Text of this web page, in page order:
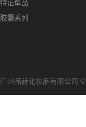
特证单品
胶囊系列
广州品赫化妆品有限公司